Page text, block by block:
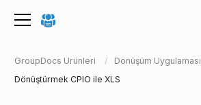
GroupDocs Ürünleri
Dönüşüm Uygulaması
Dönüştürmek CPIO ile XLS